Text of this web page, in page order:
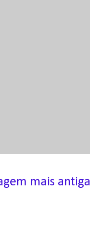
mais antiga